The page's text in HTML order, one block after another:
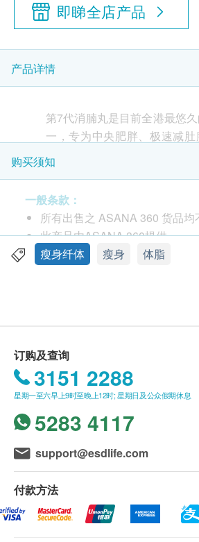
即睇全店产品
产品详情
第7代消腩丸是目前全港最悠
一，专为中央肥胖、极速减肚
除改善肚腩之余，同时消脂
肠道机能、强化体质机能、
腩配方专利，蕴含14种全天
SGS安全检证，GMP高质生产
证！
✓ 可以代替做运动，行路都会
运动，更可大大强化功效，
脂。
大可放心饮食。
大肚腩人士
需要减少内脏脂肪人士
购买须知
一般条款：
所有出售之 ASANA 360 货品均
此产品由ASANA 360提供。
如有任何争议，ASANA
HK$85运费。
我们将于确定订单后1-3个工作天
不排除运送时间会因节日而有
风讯号悬挂或黑色暴雨警告生效
将会延迟。
所有订单须视乎相关货品的供
认。 倘若健康网购health.
单上的货品，健康网购health.
受该订单，并且会于送货前透过
客再作安排。
瘦身纤体 瘦身 体脂
订购及查询
3151 2288
星期一至六早上9时至晚上12时; 星期日及公众假期休息
5283 4117
support@esdlife.com
付款方法